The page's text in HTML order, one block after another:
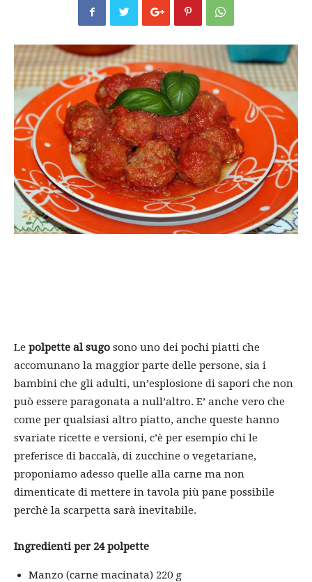
Le polpette al sugo sono uno dei pochi piatti che
accomunano la maggior parte delle persone, sia i
bambini che gli adulti, un’esplosione di sapori che non
può essere paragonata a null’altro. E’ anche vero che
come per qualsiasi altro piatto, anche queste hanno
svariate ricette e versioni, c’è per esempio chi le
preferisce di baccalà, di zucchine o vegetariane,
proponiamo adesso quelle alla carne ma non
dimenticate di mettere in tavola più pane possibile
perchè la scarpetta sarà inevitabile.
Ingredienti per 24 polpette
Manzo (carne macinata) 220 g